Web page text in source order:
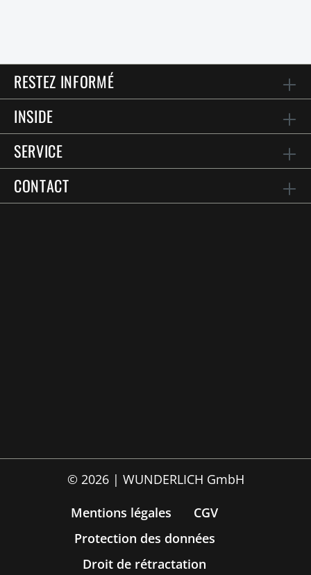
RESTEZ INFORMÉ
INSIDE
SERVICE
CONTACT
© 2026 | WUNDERLICH GmbH
Mentions légales
CGV
Protection des données
Droit de rétractation